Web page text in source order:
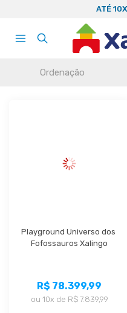
ATÉ
Ordenação
Playground Universo dos
Fofossauros Xalingo
R$ 78.399,99
ou 10x de R$ 7.839,99